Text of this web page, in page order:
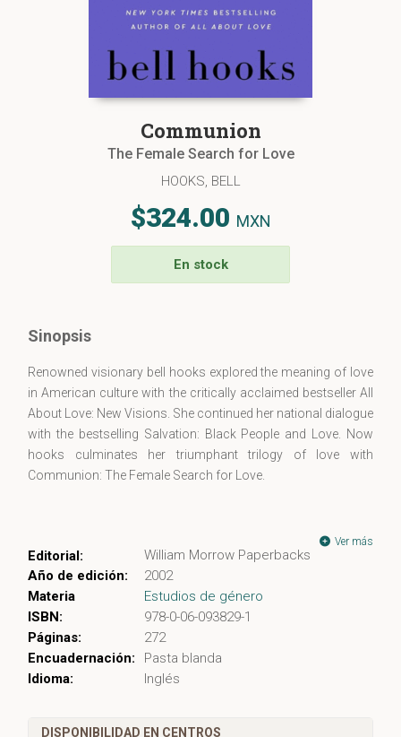
Communion
The Female Search for Love
HOOKS, BELL
$324.00 MXN
En stock
Sinopsis
Renowned visionary bell hooks explored the meaning of love
in American culture with the critically acclaimed bestseller All
About Love: New Visions. She continued her national dialogue
with the bestselling Salvation: Black People and Love. Now
hooks culminates her triumphant trilogy of love with
Communion: The Female Search for Love.
woman to courageously claim the search for love as the
heroic journey we must all choose to be truly free. In her
trademark commanding and lucid language, hooks explores
the ways ideas about women and love were changed by the
feminist movement, by women's full participation in the
workforce, and by the culture of self-help, and reveals how
women of all ages can bring love into every aspect of their
lives, for all the years of their lives.
Ver más
Editorial:
William Morrow Paperbacks
Año de edición:
2002
Materia
Estudios de género
ISBN:
978-0-06-093829-1
Páginas:
272
Encuadernación:
Pasta blanda
Idioma:
Inglés
DISPONIBILIDAD EN CENTROS